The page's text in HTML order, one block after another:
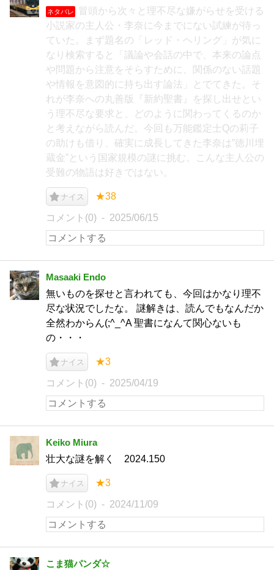
ネタバレ
冒頭から次々と理不尽な嫌がらせを受ける
小説家の主人公・李奈に今までにない試練が待っ
ていた。まず題名の「レッド・ヘリング」が気に
なり検索すると「議論や会話の中で、本来の論点
や問題から注意をそらすために、関係のない話題
や情報を意図的に持ち出す論法」とでてきた。そ
れが李奈への丸善版『新約聖書』を探し出せとい
う理不尽な要求と、どのように関わってくるのか
と考えながら読んだ。今回も万能鑑定士Qの莉子
の助けも借り、確実に成長してきた李奈は”徳川埋
蔵金”という国家規模の謎に挑む。こんな主人公の
受難の物語は好きではない。
ナイス ★38
コメント(0) 2025/06/15
Masaaki Endo
無いものを探せと言われても、今回はかなり理不
尽な状況でしたな。 謎解きは、読んでもなんだか
全然わからん(;^_^A 聖書になんて関心ないも
の・・・
ナイス ★3
コメント(0) 2025/04/19
Keiko Miura
壮大な謎を解く 2024.150
ナイス ★3
コメント(0) 2024/11/09
こま猫パンダ☆